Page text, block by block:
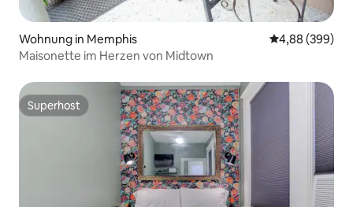
Wohnung in Memphis
4,88 (399)
Maisonette im Herzen von Midtown
Superhost
Superhost